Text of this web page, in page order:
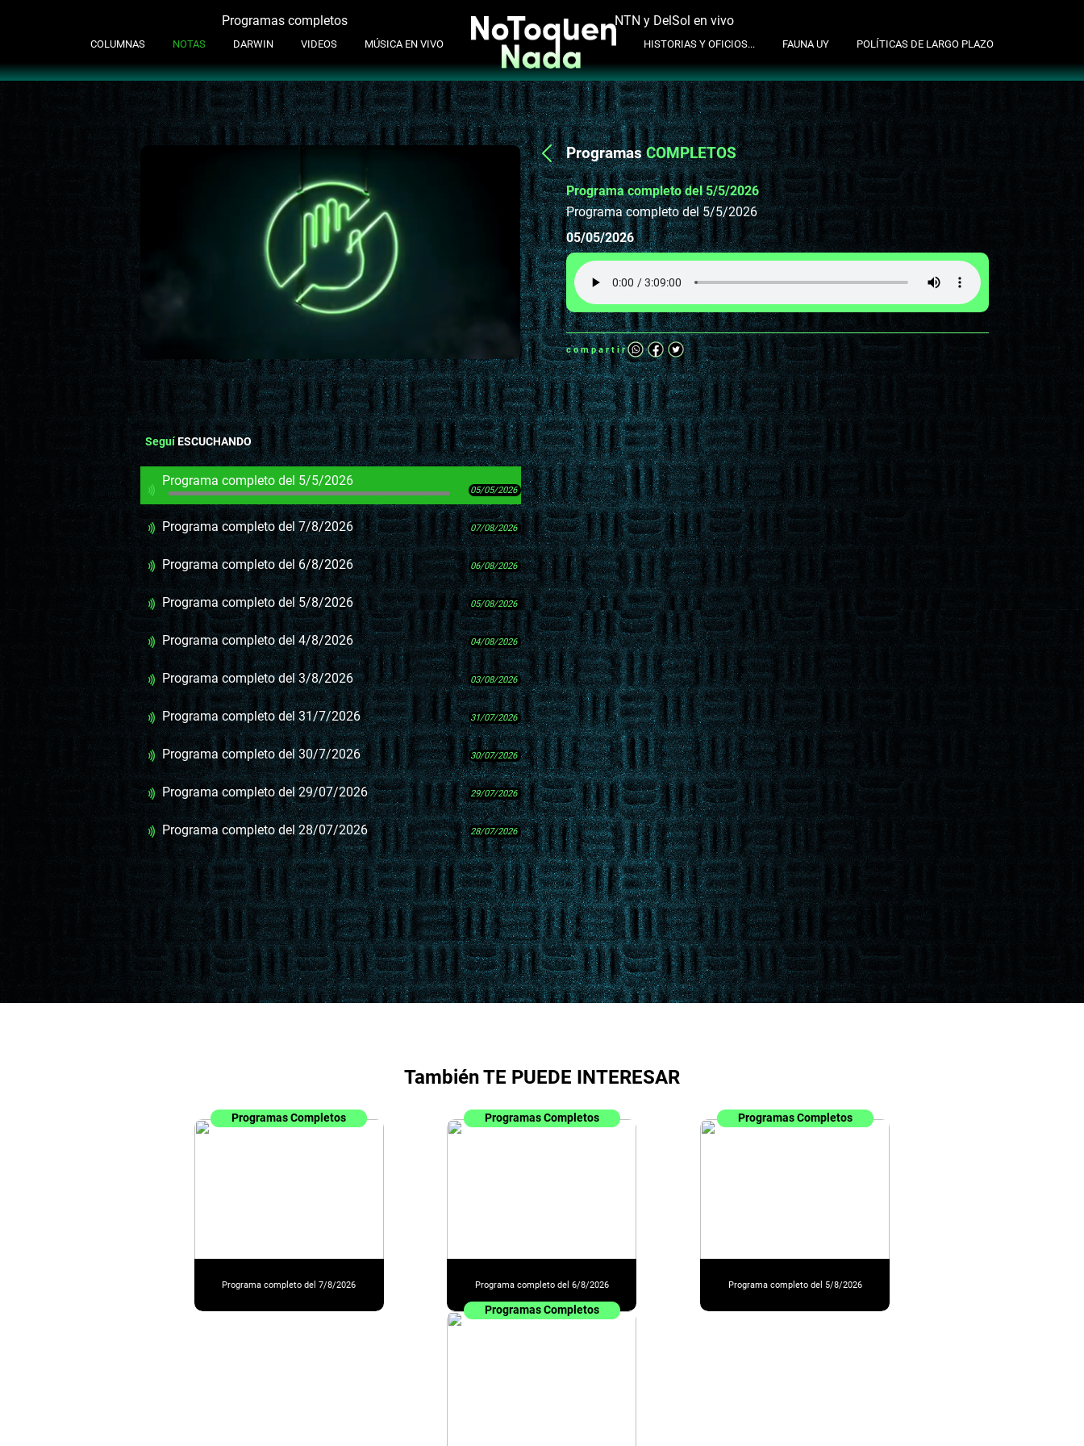
Contacto suscribite al newsletter
Programas completos NTN y DelSol en vivo
COLUMNAS NOTAS DARWIN VIDEOS MÚSICA EN VIVO HISTORIAS Y OFICIOS... FAUNA UY POLÍTICAS DE LARGO PLAZO
SeguíESCUCHANDO
Programa completo del 5/5/2026
05/05/2026
Programa completo del 7/8/2026 07/08/2026
Programa completo del 6/8/2026 06/08/2026
Programa completo del 5/8/2026 05/08/2026
Programa completo del 4/8/2026 04/08/2026
Programa completo del 3/8/2026 03/08/2026
Programa completo del 31/7/2026 31/07/2026
Programa completo del 30/7/2026 30/07/2026
Programa completo del 29/07/2026 29/07/2026
Programa completo del 28/07/2026 28/07/2026
ProgramasCOMPLETOS
Programa completo del 5/5/2026
Programa completo del 5/5/2026
05/05/2026
compartir
También TE PUEDE INTERESAR
Programas Completos
Programa completo del 7/8/2026
Programas Completos
Programa completo del 6/8/2026
Programas Completos
Programa completo del 5/8/2026
Programas Completos